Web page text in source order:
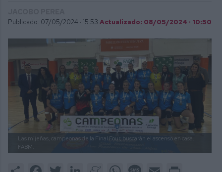
Publicado: 07/05/2024 · 15:53 Actualizado: 08/05/2024 · 10:50
Las mijeñas, campeonas de la Final Four, buscarán el ascenso en casa.
FABM.
Share FacebookTwitter LinkedInMeneameWhatsAppMessage
Email